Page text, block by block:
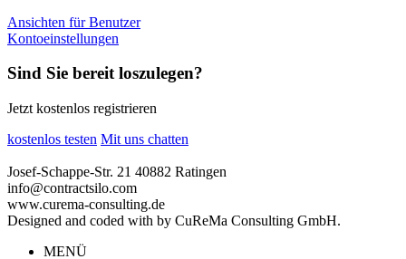
Ansichten für Benutzer
Kontoeinstellungen
Sind Sie bereit loszulegen?
Jetzt kostenlos registrieren
kostenlos testen Mit uns chatten
Josef-Schappe-Str. 21 40882 Ratingen
info@contractsilo.com
www.curema-consulting.de
Designed and coded with by CuReMa Consulting GmbH.
MENÜ